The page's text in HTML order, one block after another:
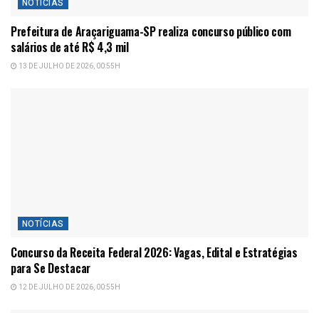
NOTÍCIAS
Prefeitura de Araçariguama-SP realiza concurso público com
salários de até R$ 4,3 mil
13 DE JULHO DE 2026, 00:55H
NOTÍCIAS
Concurso da Receita Federal 2026: Vagas, Edital e Estratégias
para Se Destacar
12 DE JULHO DE 2026, 00:55H